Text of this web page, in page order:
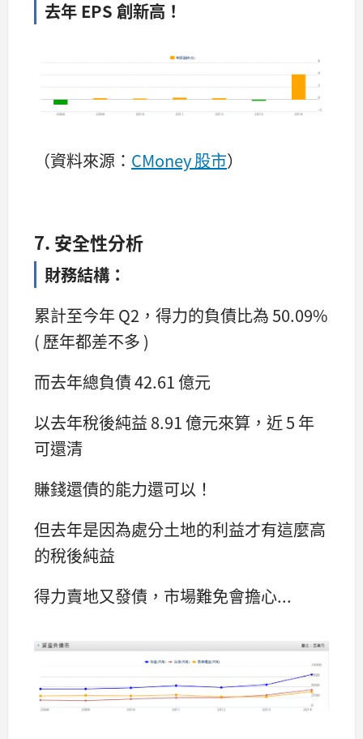
去年 EPS 創新高！
（資料來源： CMoney 股市）
7. 安全性分析
財務結構：
累計至今年 Q2，得力的負債比為 50.09%
( 歷年都差不多 )
而去年總負債 42.61 億元
以去年稅後純益 8.91 億元來算，近 5 年
可還清
賺錢還債的能力還可以！
但去年是因為處分土地的利益才有這麼高
的稅後純益
得力賣地又發債，市場難免會擔心...